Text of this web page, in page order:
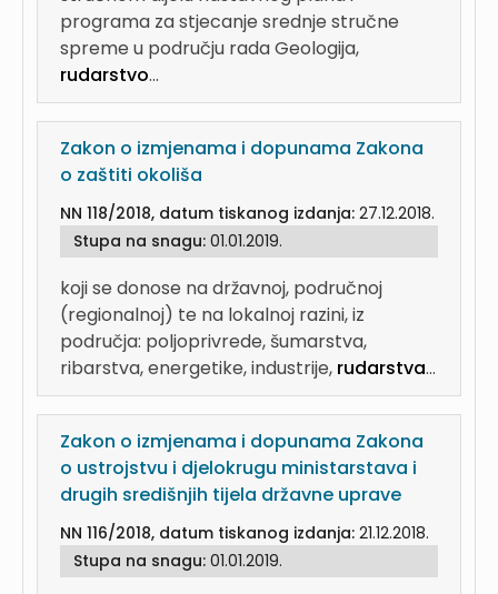
programa za stjecanje srednje stručne
spreme u području rada Geologija,
rudarstvo...
Zakon o izmjenama i dopunama Zakona
o zaštiti okoliša
NN 118/2018, datum tiskanog izdanja: 27.12.2018.
Stupa na snagu: 01.01.2019.
koji se donose na državnoj, područnoj
(regionalnoj) te na lokalnoj razini, iz
područja: poljoprivrede, šumarstva,
ribarstva, energetike, industrije, rudarstva...
Zakon o izmjenama i dopunama Zakona
o ustrojstvu i djelokrugu ministarstava i
drugih središnjih tijela državne uprave
NN 116/2018, datum tiskanog izdanja: 21.12.2018.
Stupa na snagu: 01.01.2019.